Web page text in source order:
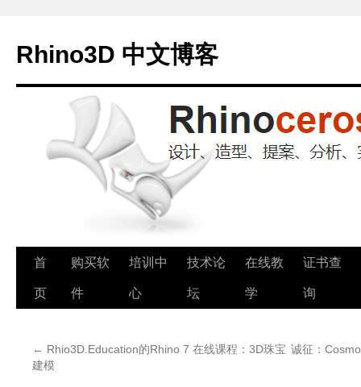
Rhino3D 中文博客
跳
至
首
页
购买软
件
培训中
心
技术论
坛
在线教
学
证书查
询
← Rhio3D.Education的Rhino 7 在线课程：3D珠宝
建模
诚征：